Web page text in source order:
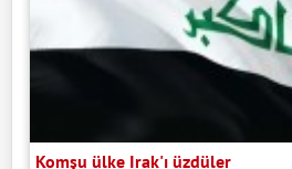
Komşu ülke Irak'ı üzdüler